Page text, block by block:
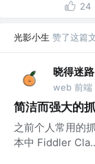
24
光影小生 赞了这篇
晓得迷
web 前端
简洁而强大的
之前个人常用的
本中 Fiddler